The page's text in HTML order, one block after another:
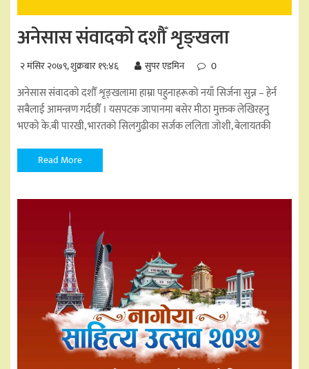
अनेसास संवादको दशौँ शृङ्खला
२ मंसिर २०७९, शुक्रबार १९:४६ सुपर एडमिन 0
अनेसास संवादको दशौँ शृङ्खलामा हाम्रा पहुनाहरूको नयाँ सिर्जना सुन्न – हेर्न
सबैलाई आमन्त्रण गर्दछौँ । यसपटक जापानमा बसेर मीठा मुक्तक लेखिरहनु
भएको के.बी पारखी, भारतको सिलगुढीका सर्जक ललिता जोशी, बेलायतकी
Read More